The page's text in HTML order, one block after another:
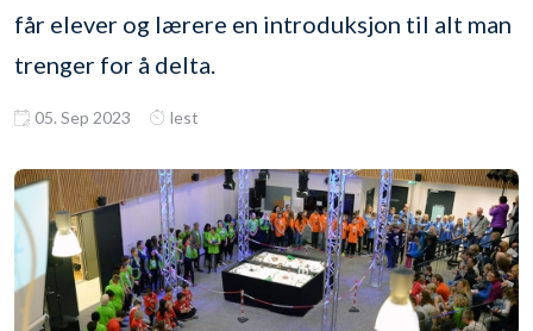
får elever og lærere en introduksjon til alt man
trenger for å delta.
05. Sep 2023 lest